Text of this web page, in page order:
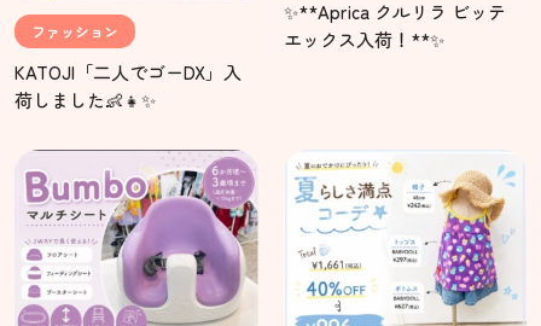
ファッション
KATOJI「二人でゴーDX」入
荷しました👶👧✨
✨**Aprica クルリラ ビッテ
エックス入荷！**✨